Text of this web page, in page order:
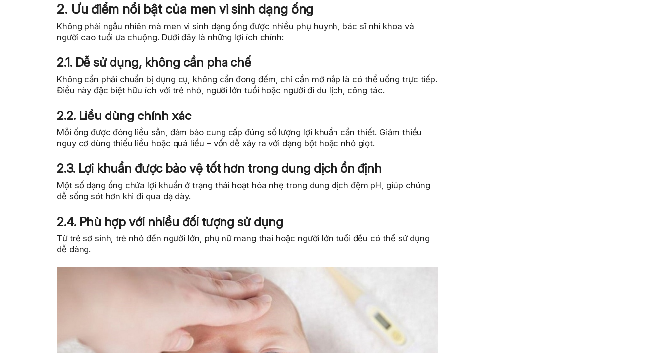
2. Ưu điểm nổi bật của men vi sinh dạng ống
Không phải ngẫu nhiên mà men vi sinh dạng ống được nhiều phụ huynh, bác sĩ nhi khoa và
người cao tuổi ưa chuộng. Dưới đây là những lợi ích chính:
2.1. Dễ sử dụng, không cần pha chế
Không cần phải chuẩn bị dụng cụ, không cần đong đếm, chỉ cần mở nắp là có thể uống trực tiếp.
Điều này đặc biệt hữu ích với trẻ nhỏ, người lớn tuổi hoặc người đi du lịch, công tác.
2.2. Liều dùng chính xác
Mỗi ống được đóng liều sẵn, đảm bảo cung cấp đúng số lượng lợi khuẩn cần thiết. Giảm thiểu
nguy cơ dùng thiếu liều hoặc quá liều – vốn dễ xảy ra với dạng bột hoặc nhỏ giọt.
2.3. Lợi khuẩn được bảo vệ tốt hơn trong dung dịch ổn định
Một số dạng ống chứa lợi khuẩn ở trạng thái hoạt hóa nhẹ trong dung dịch đệm pH, giúp chúng
dễ sống sót hơn khi đi qua dạ dày.
2.4. Phù hợp với nhiều đối tượng sử dụng
Từ trẻ sơ sinh, trẻ nhỏ đến người lớn, phụ nữ mang thai hoặc người lớn tuổi đều có thể sử dụng
dễ dàng.